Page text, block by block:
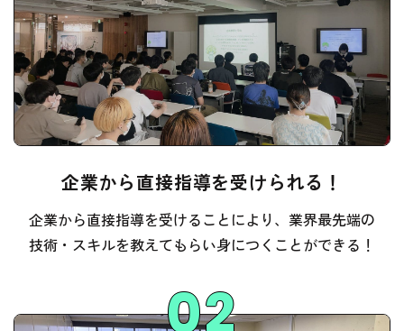
企業から直接指導を受けられる！
企業から直接指導を受けることにより、業界最先端の
技術・スキルを教えてもらい身につくことができる！